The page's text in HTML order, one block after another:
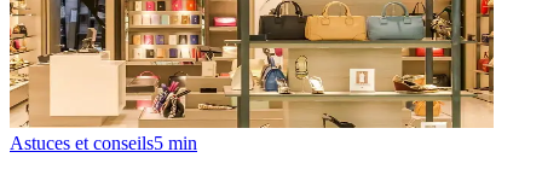
Astuces et conseils5 min